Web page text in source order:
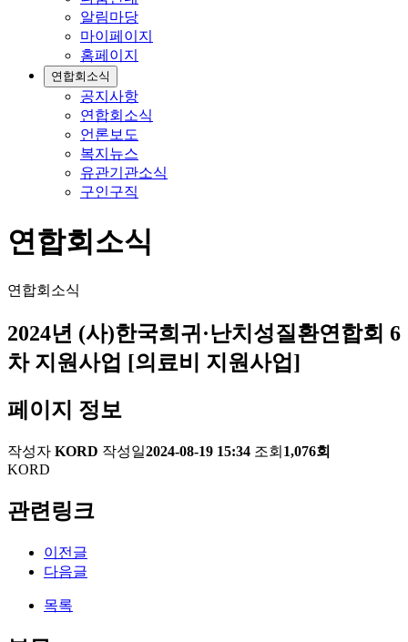
알림마당
마이페이지
홈페이지
연합회소식
공지사항
연합회소식
언론보도
복지뉴스
유관기관소식
구인구직
연합회소식
연합회소식
2024년 (사)한국희귀·난치성질환연합회 6
차 지원사업 [의료비 지원사업]
페이지 정보
작성자 KORD 작성일2024-08-19 15:34 조회 1,076회
KORD
관련링크
이전글
다음글
목록